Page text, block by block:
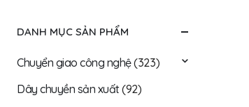
DANH MỤC SẢN PHẨM
Chuyển giao công nghệ(323)
Dây chuyền sản xuất(92)